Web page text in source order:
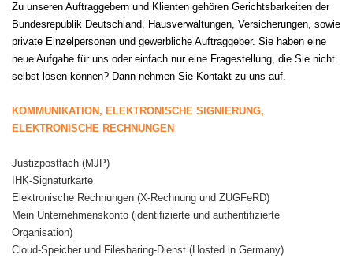
Zu unseren Auftraggebern und Klienten gehören Gerichtsbarkeiten der
Bundesrepublik Deutschland, Hausverwaltungen, Versicherungen, sowie
private Einzelpersonen und gewerbliche Auftraggeber. Sie haben eine
neue Aufgabe für uns oder einfach nur eine Fragestellung, die Sie nicht
selbst lösen können? Dann nehmen Sie Kontakt zu uns auf.
KOMMUNIKATION, ELEKTRONISCHE SIGNIERUNG,
ELEKTRONISCHE RECHNUNGEN
Justizpostfach (MJP)
IHK-Signaturkarte
Elektronische Rechnungen (X-Rechnung und ZUGFeRD)
Mein Unternehmenskonto (identifizierte und authentifizierte
Organisation)
Cloud-Speicher und Filesharing-Dienst (Hosted in Germany)